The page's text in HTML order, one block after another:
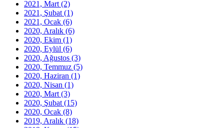
2021, Mart (2)
2021, Şubat (1)
2021, Ocak (6)
2020, Aralık (6)
2020, Ekim (1)
2020, Eylül (6)
2020, Ağustos (3)
2020, Temmuz (5)
2020, Haziran (1)
2020, Nisan (1)
2020, Mart (3)
2020, Şubat (15)
2020, Ocak (8)
2019, Aralık (18)